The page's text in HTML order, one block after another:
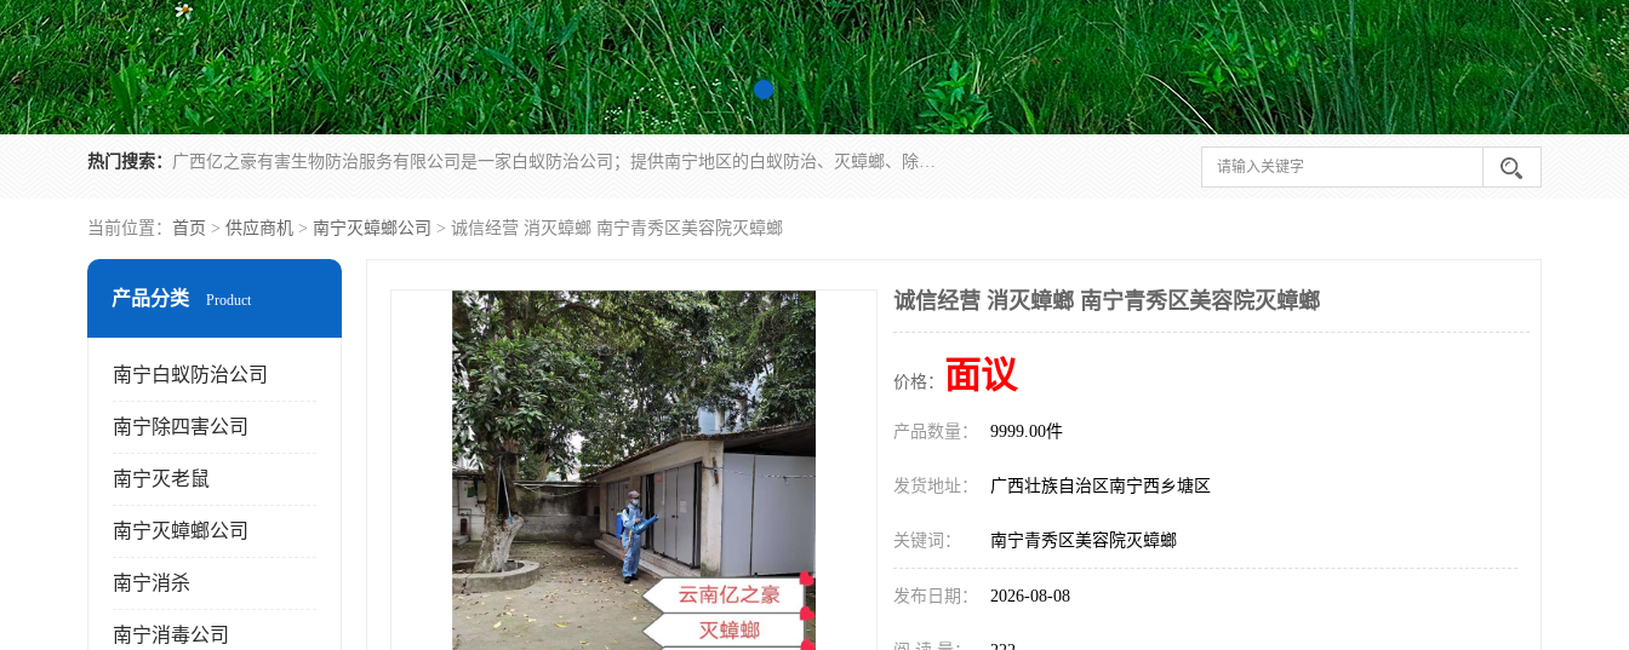
热门搜索： 广西亿之豪有害生物防治服务有限公司是一家白蚁防治公司；提供南宁地区的白蚁防治、灭蟑螂、除四害、除白蚁、白蚁预防、消毒等服务，广西亿之豪有害生物防治服务有限公司专业灭蟑螂,灭鼠,除四害,服务上门,安全环保,售后保障,一次消杀，竭诚为您服务.
当前位置： 首页 > 供应商机 > 南宁灭蟑螂公司 > 诚信经营 消灭蟑螂 南宁青秀区美容院灭蟑螂
产品分类 Product
南宁白蚁防治公司
南宁除四害公司
南宁灭老鼠
南宁灭蟑螂公司
南宁消杀
南宁消毒公司
诚信经营 消灭蟑螂 南宁青秀区美容院灭蟑螂
价格： 面议
产品数量： 9999.00件
发货地址： 广西壮族自治区南宁西乡塘区
关键词： 南宁青秀区美容院灭蟑螂
发布日期： 2026-08-08